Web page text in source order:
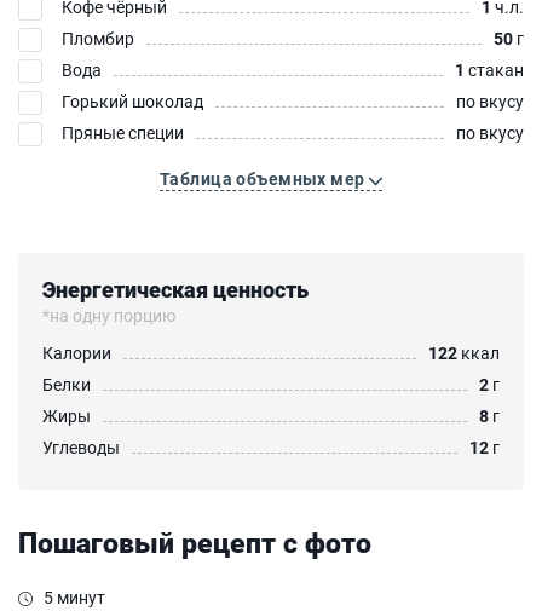
Кофе чёрный 1 ч.л.
Пломбир
50 г
Вода
1 стакан
Горький шоколад
по вкусу
Пряные специи
по вкусу
Таблица объемных мер
Энергетическая ценность
*на одну порцию
Калории
122 ккал
Белки
2 г
Жиры
8 г
Углеводы
12 г
Пошаговый рецепт с фото
5 минут